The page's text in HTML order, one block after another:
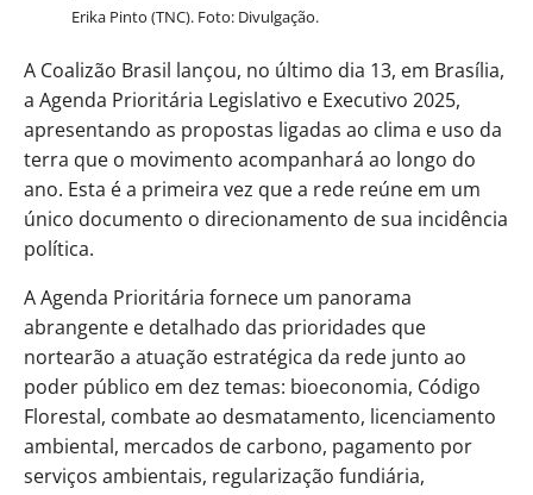
Erika Pinto (TNC). Foto: Divulgação.
A Coalizão Brasil lançou, no último dia 13, em Brasília,
a Agenda Prioritária Legislativo e Executivo 2025,
apresentando as propostas ligadas ao clima e uso da
terra que o movimento acompanhará ao longo do
ano. Esta é a primeira vez que a rede reúne em um
único documento o direcionamento de sua incidência
política.
A Agenda Prioritária fornece um panorama
abrangente e detalhado das prioridades que
nortearão a atuação estratégica da rede junto ao
poder público em dez temas: bioeconomia, Código
Florestal, combate ao desmatamento, licenciamento
ambiental, mercados de carbono, pagamento por
serviços ambientais, regularização fundiária,